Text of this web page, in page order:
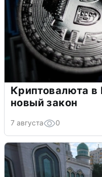
Криптовалюта в
новый закон
7 августа 0